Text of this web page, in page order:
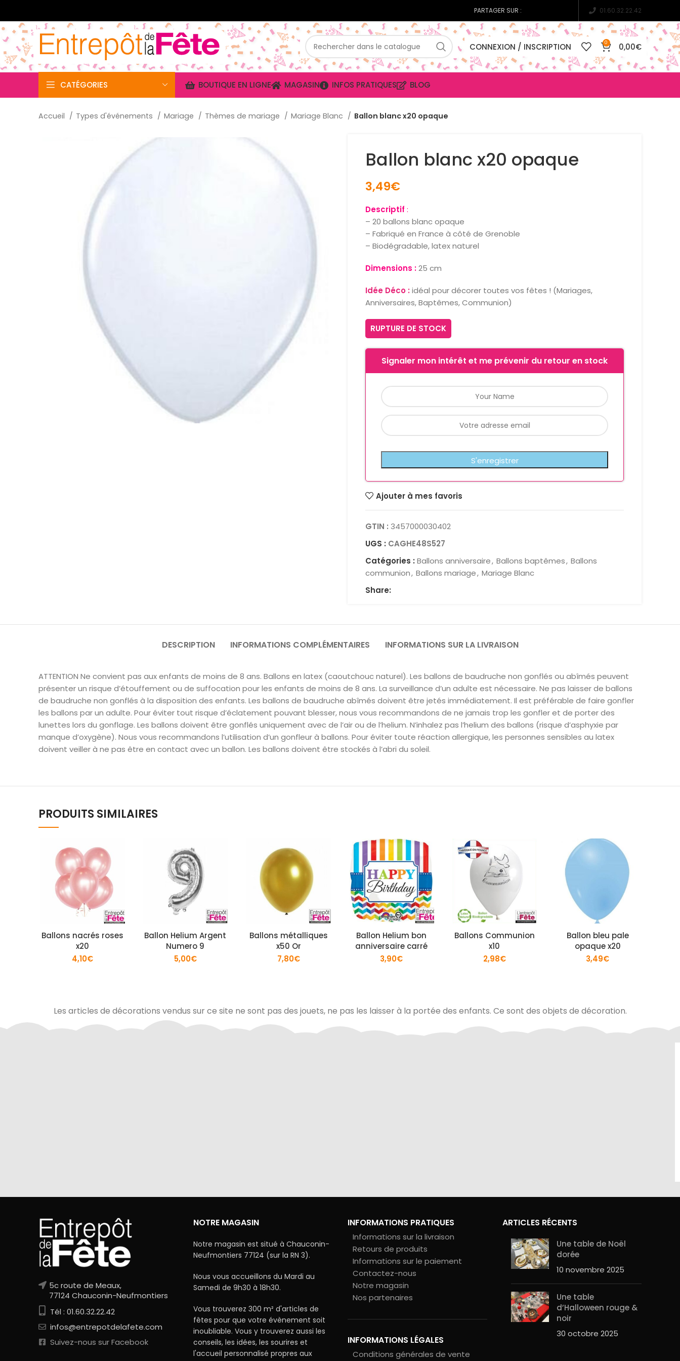
PARTAGER SUR : 01.60.32.22.42
CONNEXION / INSCRIPTION 0 0,00€
CATÉGORIES BOUTIQUE EN LIGNE MAGASIN INFOS PRATIQUES BLOG
Accueil Types d'événements Mariage Thèmes de mariage Mariage Blanc Ballon blanc x20 opaque
Ballon blanc x20 opaque
3,49€
Descriptif :
– 20 ballons blanc opaque
– Fabriqué en France à côté de Grenoble
– Biodégradable, latex naturel
Dimensions :25 cm
Idée Déco :idéal pour décorer toutes vos fêtes ! (Mariages,
Anniversaires, Baptêmes, Communion)
RUPTURE DE STOCK
Signaler mon intérêt et me prévenir du retour en stock
Ajouter à mes favoris
GTIN : 3457000030402
UGS : CAGHE48S527
Catégories : Ballons anniversaire, Ballons baptêmes, Ballons
communion, Ballons mariage, Mariage Blanc
Share:
DESCRIPTION INFORMATIONS COMPLÉMENTAIRES INFORMATIONS SUR LA LIVRAISON
ATTENTION Ne convient pas aux enfants de moins de 8 ans. Ballons en latex (caoutchouc naturel). Les ballons de baudruche non gonflés ou abîmés peuvent
présenter un risque d’étouffement ou de suffocation pour les enfants de moins de 8 ans. La surveillance d’un adulte est nécessaire. Ne pas laisser de ballons
de baudruche non gonflés à la disposition des enfants. Les ballons de baudruche abîmés doivent être jetés immédiatement. Il est préférable de faire gonfler
les ballons par un adulte. Pour éviter tout risque d’éclatement pouvant blesser, nous vous recommandons de ne jamais trop les gonfler et de porter des
lunettes lors du gonflage. Les ballons doivent être gonflés uniquement avec de l’air ou de l’helium. N’inhalez pas l’helium des ballons (risque d’asphyxie par
manque d’oxygène). Nous vous recommandons l’utilisation d’un gonfleur à ballons. Pour éviter toute réaction allergique, les personnes sensibles au latex
doivent veiller à ne pas être en contact avec un ballon. Les ballons doivent être stockés à l’abri du soleil.
PRODUITS SIMILAIRES
Ballons nacrés roses
x20
4,10€
Ballon Helium Argent
Numero 9
5,00€
Ballons métalliques
x50 Or
7,80€
Ballon Helium bon
anniversaire carré
3,90€
Ballons Communion
x10
2,98€
Ballon bleu pale
opaque x20
3,49€
Les articles de décorations vendus sur ce site ne sont pas des jouets, ne pas les laisser à la portée des enfants. Ce sont des objets de décoration.
5c route de Meaux,
77124 Chauconin-Neufmontiers
Tél : 01.60.32.22.42
infos@entrepotdelafete.com
Suivez-nous sur Facebook
NOTRE MAGASIN
Notre magasin est situé à Chauconin-
Neufmontiers 77124 (sur la RN 3).
Nous vous accueillons du Mardi au
Samedi de 9h30 à 18h30.
Vous trouverez 300 m² d'articles de
fêtes pour que votre évènement soit
inoubliable. Vous y trouverez aussi les
conseils, les idées, les sourires et
l'accueil personnalisé propres aux
INFORMATIONS PRATIQUES
Informations sur la livraison
Retours de produits
Informations sur le paiement
Contactez-nous
Notre magasin
Nos partenaires
INFORMATIONS LÉGALES
Conditions générales de vente
ARTICLES RÉCENTS
Une table de Noël
dorée
10 novembre 2025
Une table
d’Halloween rouge &
noir
30 octobre 2025